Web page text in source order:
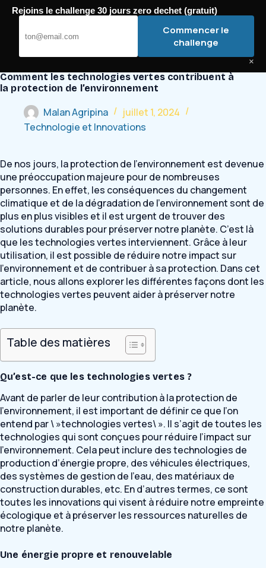
Passer
contenu
Bugey Mobilité
Comment les technologies vertes contribuent à
la protection de l’environnement
Malan Agripina
juillet 1, 2024
Technologie et Innovations
De nos jours, la protection de l’environnement est devenue
une préoccupation majeure pour de nombreuses
personnes. En effet, les conséquences du changement
climatique et de la dégradation de l’environnement sont de
plus en plus visibles et il est urgent de trouver des
solutions durables pour préserver notre planète. C’est là
que les technologies vertes interviennent. Grâce à leur
utilisation, il est possible de réduire notre impact sur
l’environnement et de contribuer à sa protection. Dans cet
article, nous allons explorer les différentes façons dont les
technologies vertes peuvent aider à préserver notre
planète.
Table des matières
Qu’est-ce que les technologies vertes ?
Avant de parler de leur contribution à la protection de
l’environnement, il est important de définir ce que l’on
entend par \ »technologies vertes\ ». Il s’agit de toutes les
technologies qui sont conçues pour réduire l’impact sur
l’environnement. Cela peut inclure des technologies de
production d’énergie propre, des véhicules électriques,
des systèmes de gestion de l’eau, des matériaux de
construction durables, etc. En d’autres termes, ce sont
toutes les innovations qui visent à réduire notre empreinte
écologique et à préserver les ressources naturelles de
notre planète.
Une énergie propre et renouvelable
Rejoins le challenge 30 jours zero dechet (gratuit)
Commencer le
challenge
×